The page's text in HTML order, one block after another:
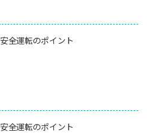
安全運転のポイント
安全運転のポイント